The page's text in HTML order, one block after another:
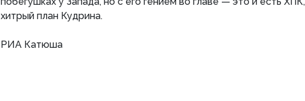
хитрый план Кудрина.
РИА Катюша